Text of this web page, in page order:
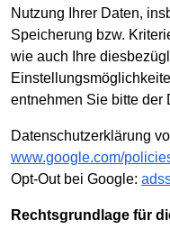
Nutzung Ihrer Daten,
Speicherung bzw.
wie auch Ihre
entnehmen Sie bitte der
Datenschutzerklärung
www.google.com/
Opt-Out bei Google:
Rechtsgrundlage für